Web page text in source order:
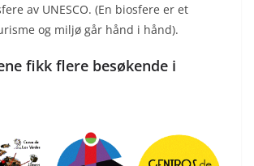
av UNESCO. (En biosfere er et
og miljø går hånd i hånd).
fikk flere besøkende i